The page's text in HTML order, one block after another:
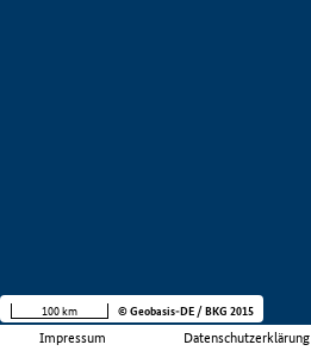
Impressum Datenschutzerklärung
100 km © Geobasis-DE / BKG 2015